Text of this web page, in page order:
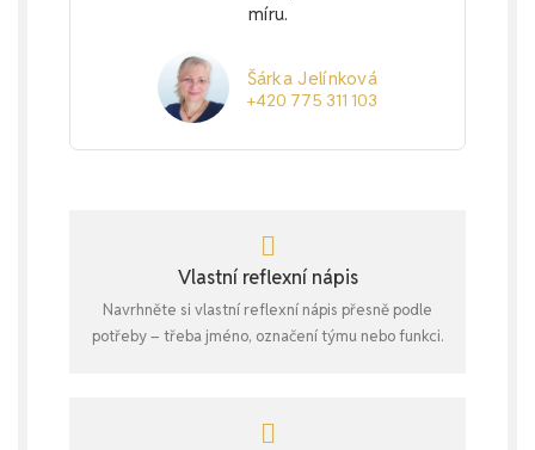
míru.
Šárka Jelínková
+420 775 311 103
Vlastní reflexní nápis
Navrhněte si vlastní reflexní nápis přesně podle
potřeby – třeba jméno, označení týmu nebo funkci.